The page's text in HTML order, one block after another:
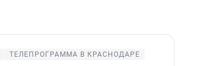
ТЕЛЕПРОГРАММА В КРАСНОДАРЕ